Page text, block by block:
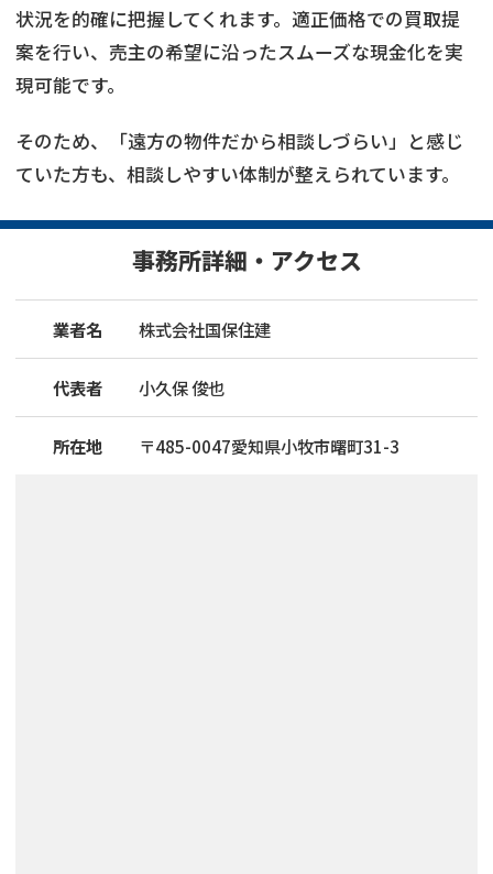
状況を的確に把握してくれます。適正価格での買取提
案を行い、売主の希望に沿ったスムーズな現金化を実
現可能です。
そのため、「遠方の物件だから相談しづらい」と感じ
ていた方も、相談しやすい体制が整えられています。
事務所詳細・アクセス
業者名 株式会社国保住建
代表者 小久保 俊也
所在地 〒485-0047愛知県小牧市曙町31-3